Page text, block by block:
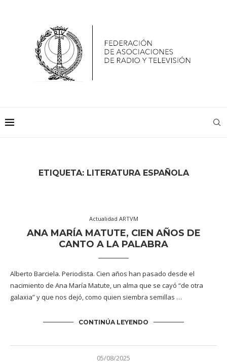
ETIQUETA: LITERATURA ESPAÑOLA
Actualidad ARTVM
ANA MARÍA MATUTE, CIEN AÑOS DE
CANTO A LA PALABRA
Alberto Barciela. Periodista. Cien años han pasado desde el
nacimiento de Ana María Matute, un alma que se cayó “de otra
galaxia” y que nos dejó, como quien siembra semillas …
CONTINÚA LEYENDO
05/08/2025